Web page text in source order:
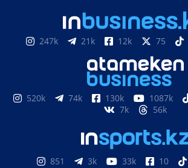
247k 21k 12k 75
520k 74k 130k 1087k
7k
56k
851 3k 33k 10